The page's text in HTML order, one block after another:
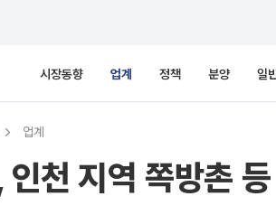
시장동향 업계 정책 분양 일
업계
천 지역 쪽방촌